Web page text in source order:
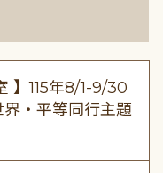
】115年8/1-9/30
・平等同行主題